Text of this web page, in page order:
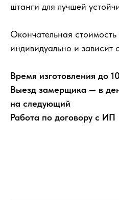
штанги для лучшей
Окончательная стоимость
индивидуально и зависит
Время изготовления до
Выезд замерщика — в
на следующий
Работа по договору с ИП